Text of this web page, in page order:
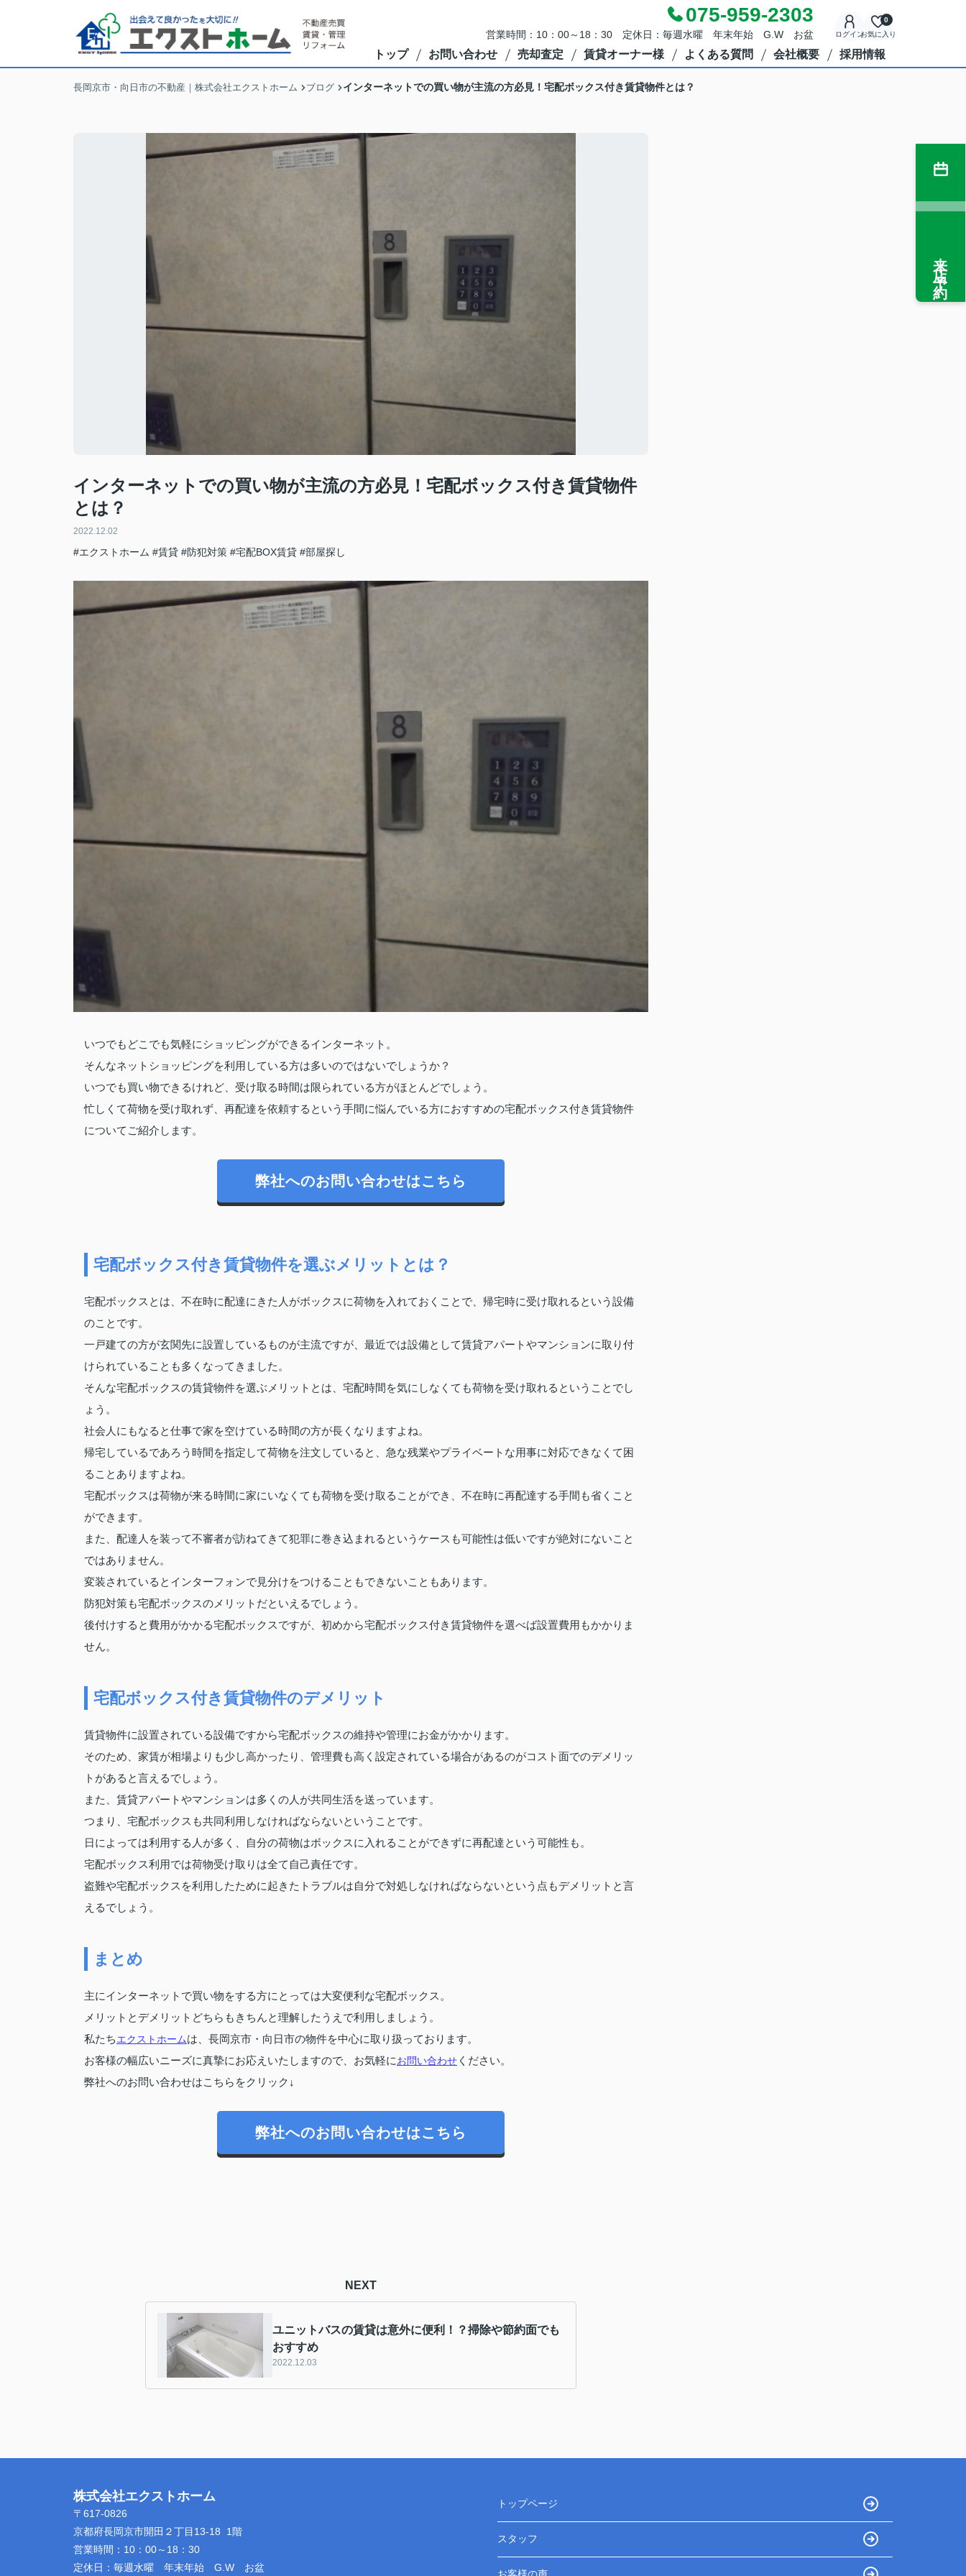
075-959-2303
営業時間：10：00～18：30 定休日：毎週水曜 年末年始 G.W お盆 ログインお気に入り
0
トップ お問い合わせ 売却査定 賃貸オーナー様 よくある質問 会社概要 採用情報
長岡京市・向日市の不動産｜株式会社エクストホーム ブログ インターネットでの買い物が主流の方必見！宅配ボックス付き賃貸物件とは？
インターネットでの買い物が主流の方必見！宅配ボックス付き賃貸物件
とは？
2022.12.02
#エクストホーム #賃貸 #防犯対策 #宅配BOX賃貸 #部屋探し
いつでもどこでも気軽にショッピングができるインターネット。
そんなネットショッピングを利用している方は多いのではないでしょうか？
いつでも買い物できるけれど、受け取る時間は限られている方がほとんどでしょう。
忙しくて荷物を受け取れず、再配達を依頼するという手間に悩んでいる方におすすめの宅配ボックス付き賃貸物件
についてご紹介します。
弊社へのお問い合わせはこちら
宅配ボックス付き賃貸物件を選ぶメリットとは？
宅配ボックスとは、不在時に配達にきた人がボックスに荷物を入れておくことで、帰宅時に受け取れるという設備
のことです。
一戸建ての方が玄関先に設置しているものが主流ですが、最近では設備として賃貸アパートやマンションに取り付
けられていることも多くなってきました。
そんな宅配ボックスの賃貸物件を選ぶメリットとは、宅配時間を気にしなくても荷物を受け取れるということでし
ょう。
社会人にもなると仕事で家を空けている時間の方が長くなりますよね。
帰宅しているであろう時間を指定して荷物を注文していると、急な残業やプライベートな用事に対応できなくて困
ることありますよね。
宅配ボックスは荷物が来る時間に家にいなくても荷物を受け取ることができ、不在時に再配達する手間も省くこと
ができます。
また、配達人を装って不審者が訪ねてきて犯罪に巻き込まれるというケースも可能性は低いですが絶対にないこと
ではありません。
変装されているとインターフォンで見分けをつけることもできないこともあります。
防犯対策も宅配ボックスのメリットだといえるでしょう。
後付けすると費用がかかる宅配ボックスですが、初めから宅配ボックス付き賃貸物件を選べば設置費用もかかりま
せん。
宅配ボックス付き賃貸物件のデメリット
賃貸物件に設置されている設備ですから宅配ボックスの維持や管理にお金がかかります。
そのため、家賃が相場よりも少し高かったり、管理費も高く設定されている場合があるのがコスト面でのデメリッ
トがあると言えるでしょう。
また、賃貸アパートやマンションは多くの人が共同生活を送っています。
つまり、宅配ボックスも共同利用しなければならないということです。
日によっては利用する人が多く、自分の荷物はボックスに入れることができずに再配達という可能性も。
宅配ボックス利用では荷物受け取りは全て自己責任です。
盗難や宅配ボックスを利用したために起きたトラブルは自分で対処しなければならないという点もデメリットと言
えるでしょう。
まとめ
主にインターネットで買い物をする方にとっては大変便利な宅配ボックス。
メリットとデメリットどちらもきちんと理解したうえで利用しましょう。
私たちエクストホームは、長岡京市・向日市の物件を中心に取り扱っております。
お客様の幅広いニーズに真摯にお応えいたしますので、お気軽にお問い合わせ ください。
弊社へのお問い合わせはこちらをクリック↓
弊社へのお問い合わせはこちら
NEXT
ユニットバスの賃貸は意外に便利！？掃除や節約面でも
おすすめ
2022.12.03
来店予約
株式会社エクストホーム
〒617-0826
京都府長岡京市開田２丁目13-18 1階
営業時間： 10：00～18：30
定休日： 毎週水曜 年末年始 G.W お盆
トップページ
スタッフ